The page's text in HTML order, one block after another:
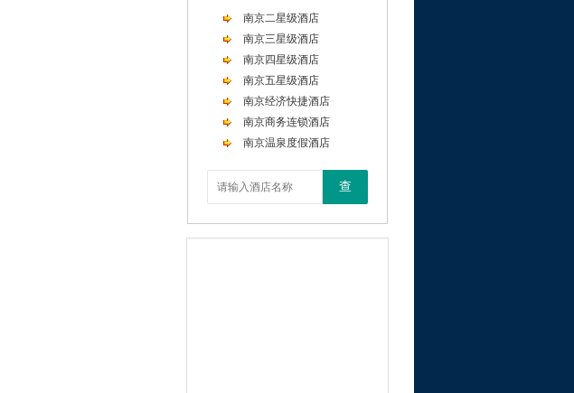
南京二星级酒店
南京三星级酒店
南京四星级酒店
南京五星级酒店
南京经济快捷酒店
南京商务连锁酒店
南京温泉度假酒店
查